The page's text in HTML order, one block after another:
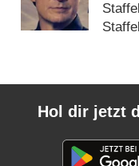
die
Hol dir jetzt